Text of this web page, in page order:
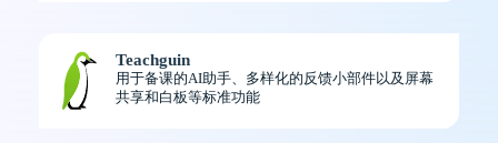
Teachguin
用于备课的AI助手、多样化的反馈小部件以及屏幕
共享和白板等标准功能